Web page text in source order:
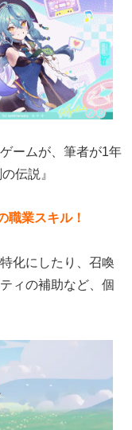
ームが、筆者が1年
伝説』
職業スキル！
化にしたり、召喚
ィの補助など、個